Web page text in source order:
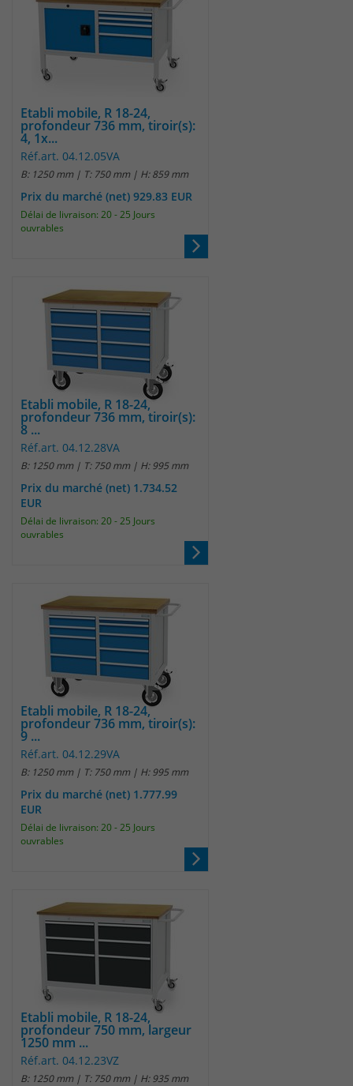
Etabli mobile, R 18-24,
profondeur 736 mm, tiroir(s):
4, 1x...
Réf.art. 04.12.05VA
B: 1250 mm | T: 750 mm | H: 859 mm
Prix du marché (net) 929.83 EUR
Délai de livraison: 20 - 25 Jours
ouvrables
Etabli mobile, R 18-24,
profondeur 736 mm, tiroir(s):
8 ...
Réf.art. 04.12.28VA
B: 1250 mm | T: 750 mm | H: 995 mm
Prix du marché (net) 1.734.52
EUR
Délai de livraison: 20 - 25 Jours
ouvrables
Etabli mobile, R 18-24,
profondeur 736 mm, tiroir(s):
9 ...
Réf.art. 04.12.29VA
B: 1250 mm | T: 750 mm | H: 995 mm
Prix du marché (net) 1.777.99
EUR
Délai de livraison: 20 - 25 Jours
ouvrables
Etabli mobile, R 18-24,
profondeur 750 mm, largeur
1250 mm ...
Réf.art. 04.12.23VZ
B: 1250 mm | T: 750 mm | H: 935 mm